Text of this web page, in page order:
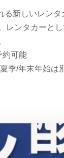
る新しいレン
レンタカーと
約可能
季/年末年始は